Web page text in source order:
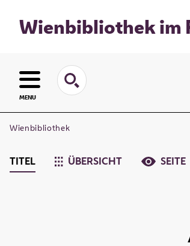
Wienbibliothek im
MENU
Wienbibliothek
TITEL ÜBERSICHT SEITE